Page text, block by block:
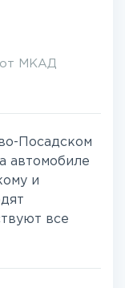
МКАД
Посадском
автомобиле
и
все